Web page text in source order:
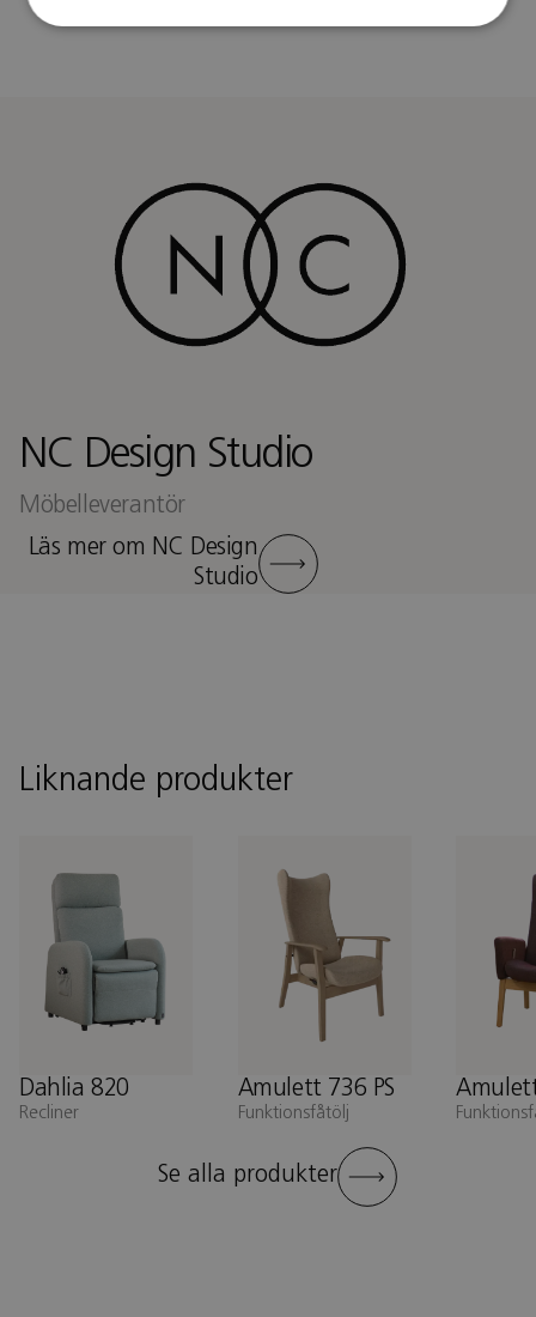
NC Design Studio
Möbelleverantör
Läs mer om NC Design
Studio
Liknande produkter
Dahlia 820
Recliner
Amulett 736 PS
Funktionsfåtölj
Se alla produkter